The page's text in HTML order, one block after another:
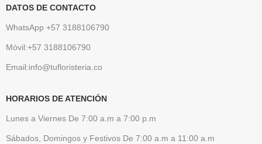
DATOS DE CONTACTO
WhatsApp +57 3188106790
Móvil:+57 3188106790
Email:info@tufloristeria.co
HORARIOS DE ATENCIÓN
Lunes a Viernes De 7:00 a.m a 7:00 p.m
Sábados, Domingos y Festivos De 7:00 a.m a 11:00 a.m